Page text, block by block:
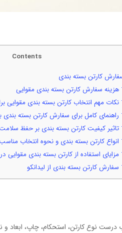
Contents
کارتن بسته بندی
هزینه سفارش کارتن بسته بندی مقوایی
نکات مهم انتخاب کارتن بسته بندی مقوایی
راهنمای کامل برای سفارش کارتن بسته
تاثیر کیفیت کارتن بسته بندی بر حفظ
انواع کارتن بسته بندی و نحوه انتخاب
مزایای استفاده از کارتن بسته بندی
سفارش کارتن بسته بندی از لیدانکو
نوع کارتن، استحکام، چاپ، ابعاد